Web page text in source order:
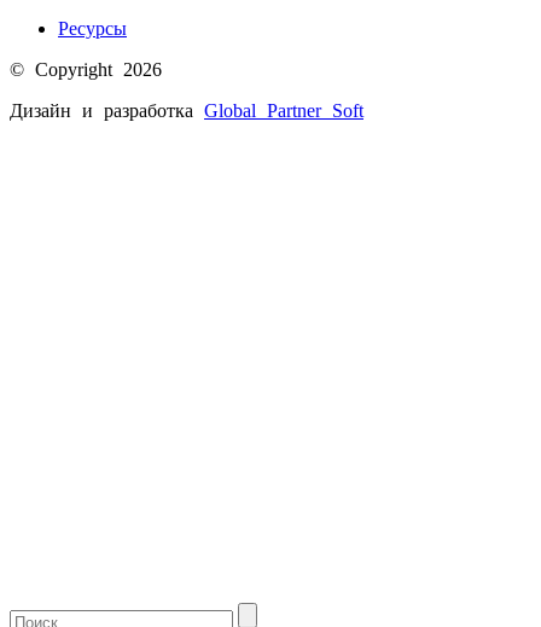
Ресурсы
© Copyright 2026
Дизайн и разработка Global Partner Soft